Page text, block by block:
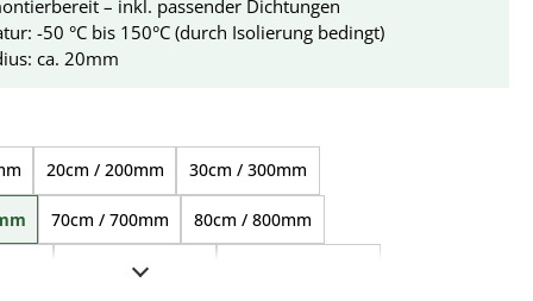
– inkl. passender Dichtungen
-50 °C bis 150°C (durch Isolierung bedingt)
ca. 20mm
20cm / 200mm 30cm / 300mm
70cm / 700mm 80cm / 800mm
1,20m / 1.200mm